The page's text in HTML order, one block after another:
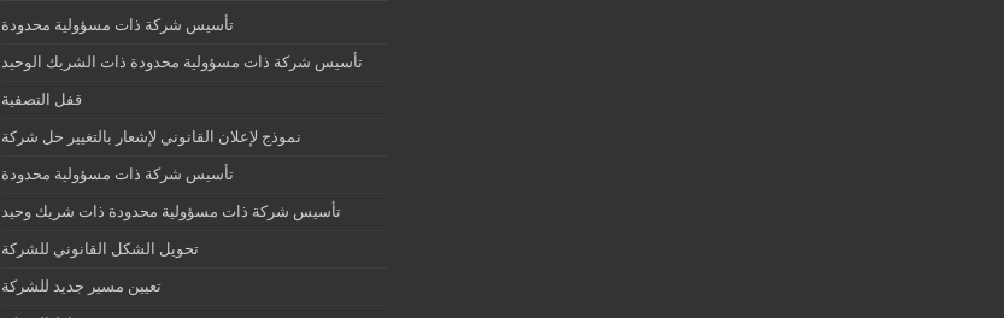
تأسيس شركة ذات مسؤولية محدودة
تأسيس شركة ذات مسؤولية محدودة ذات الشريك الوحيد
قفل التصفية
نموذج لإعلان القانوني لإشعار بالتغيير حل شركة
تأسيس شركة ذات مسؤولية محدودة
تأسيس شركة ذات مسؤولية محدودة ذات شريك وحيد
تحويل الشكل القانوني للشركة
تعيين مسير جديد للشركة